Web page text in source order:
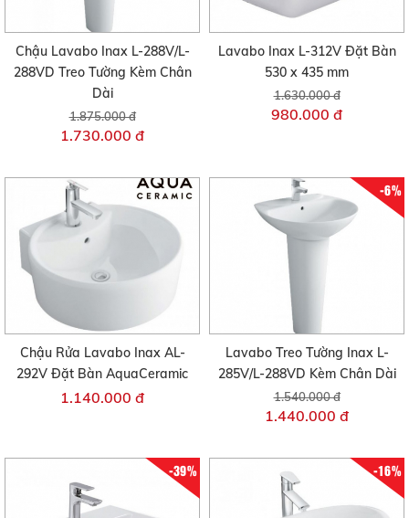
Chậu Lavabo Inax L-288V/L-
288VD Treo Tường Kèm Chân
Dài
1.875.000 đ
1.730.000 đ
Lavabo Inax L-312V Đặt Bàn
530 x 435 mm
1.630.000 đ
980.000 đ
Chậu Rửa Lavabo Inax AL-
292V Đặt Bàn AquaCeramic
1.140.000 đ
-6%
Lavabo Treo Tường Inax L-
285V/L-288VD Kèm Chân Dài
1.540.000 đ
1.440.000 đ
-39% -16%